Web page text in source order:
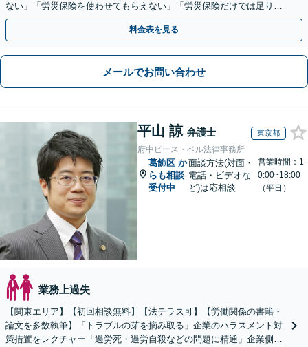
ない」「労災保険を使わせてもらえない」「労災保険だけでは足りな
い。損害賠償請求したい」など労働問題はお任せを。
料金表を見る
メールでお問い合わせ
平山 諒 弁護士 東京都
府中ピース・ベル法律事務所
葛飾区 か
らも相談
受付中
面談方法(対面・
電話・ビデオな
ど)は応相談
営業時間：1
0:00~18:00
（平日）
業務上過失
【関東エリア】【初回相談無料】【法テラス可】【労働関係の書籍・
論文を多数執筆】「トラブルの芽を摘み取る」企業のハラスメント対
策措置をレクチャー「過労死・過労自殺などの問題に精通」企業側も